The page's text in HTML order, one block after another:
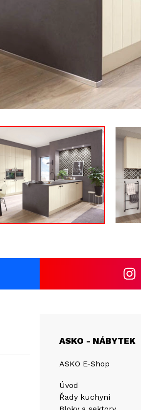
ASKO - NÁBYTEK
ASKO E-Shop
Úvod
Řady kuchyní